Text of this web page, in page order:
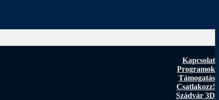
Kapcsolat
Programok
Támogatás
Csatlakozz!
Szádvár 3D